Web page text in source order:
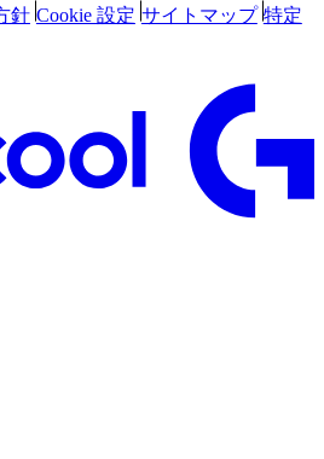
針 Cookie 設定 サイトマップ 特定